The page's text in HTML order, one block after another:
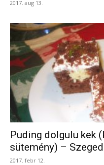
2017. aug 13.
Puding dolgulu kek
sütemény) –
2017. febr 12.